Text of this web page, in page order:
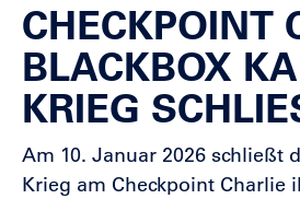
CHECKPOINT
BLACKBOX
KRIEG
Am 10. Januar 2026 schließt
Krieg am Checkpoint Charlie